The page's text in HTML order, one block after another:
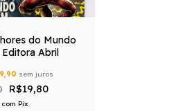
do Mundo
Editora Abril
sem juros
R$19,80
com Pix